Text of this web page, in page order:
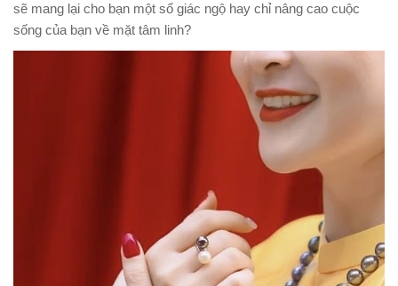
sẽ mang lại cho bạn một số giác ngộ hay chỉ nâng cao cuộc
sống của bạn về mặt tâm linh?